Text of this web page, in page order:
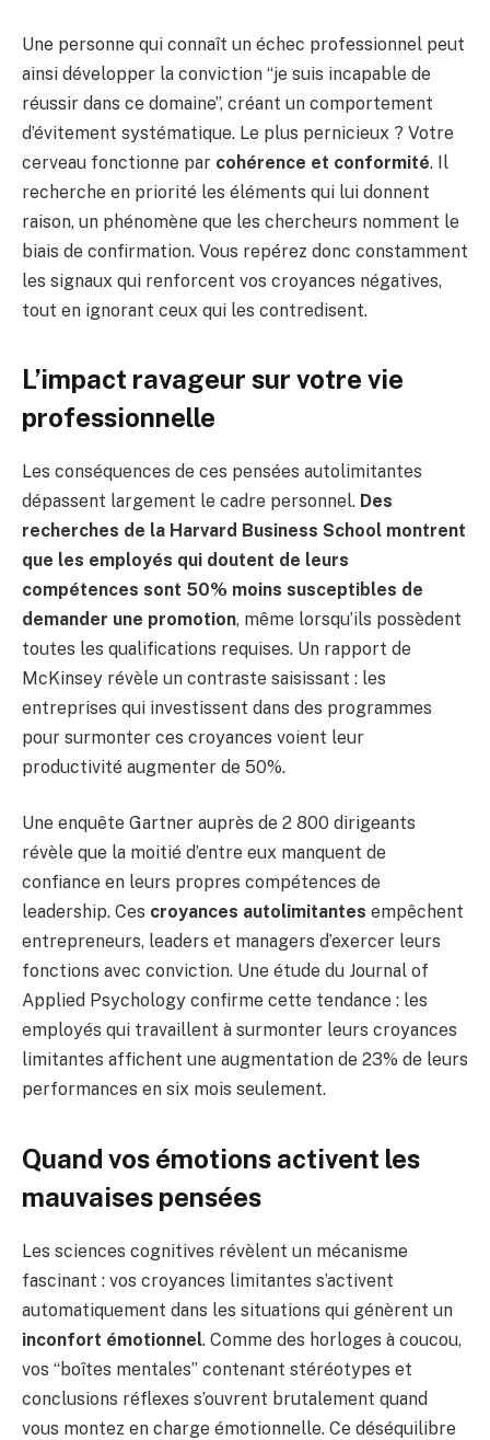
Une personne qui connaît un échec professionnel peut
ainsi développer la conviction “je suis incapable de
réussir dans ce domaine”, créant un comportement
d’évitement systématique. Le plus pernicieux ? Votre
cerveau fonctionne par cohérence et conformité. Il
recherche en priorité les éléments qui lui donnent
raison, un phénomène que les chercheurs nomment le
biais de confirmation. Vous repérez donc constamment
les signaux qui renforcent vos croyances négatives,
tout en ignorant ceux qui les contredisent.
L’impact ravageur sur votre vie
professionnelle
Les conséquences de ces pensées autolimitantes
dépassent largement le cadre personnel. Des
recherches de la Harvard Business School montrent
que les employés qui doutent de leurs
compétences sont 50% moins susceptibles de
demander une promotion, même lorsqu’ils possèdent
toutes les qualifications requises. Un rapport de
McKinsey révèle un contraste saisissant : les
entreprises qui investissent dans des programmes
pour surmonter ces croyances voient leur
productivité augmenter de 50%.
Une enquête Gartner auprès de 2 800 dirigeants
révèle que la moitié d’entre eux manquent de
confiance en leurs propres compétences de
leadership. Ces croyances autolimitantes empêchent
entrepreneurs, leaders et managers d’exercer leurs
fonctions avec conviction. Une étude du Journal of
Applied Psychology confirme cette tendance : les
employés qui travaillent à surmonter leurs croyances
limitantes affichent une augmentation de 23% de leurs
performances en six mois seulement.
Quand vos émotions activent les
mauvaises pensées
Les sciences cognitives révèlent un mécanisme
fascinant : vos croyances limitantes s’activent
automatiquement dans les situations qui génèrent un
inconfort émotionnel. Comme des horloges à coucou,
vos “boîtes mentales” contenant stéréotypes et
conclusions réflexes s’ouvrent brutalement quand
vous montez en charge émotionnelle. Ce déséquilibre